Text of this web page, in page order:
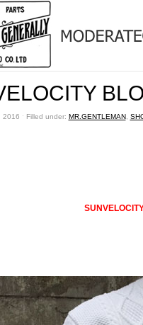
ˑ Filled under: MR.GENTLEMAN,